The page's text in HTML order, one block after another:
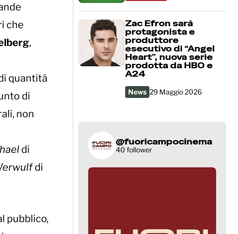
che
,
quantità
di
non
di
di
pubblico,
Zac Efron sarà
protagonista e
produttore
esecutivo di “Angel
Heart”, nuova serie
prodotta da HBO e
A24
News 29 Maggio 2026
@fuoricampocinema
40 follower